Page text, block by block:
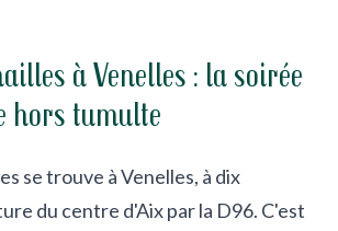
à Venelles : la soirée
hors tumulte
se trouve à Venelles, à dix
du centre d'Aix par la D96. C'est